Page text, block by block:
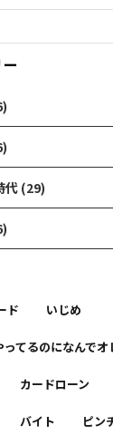
代 (29)
ド いじめ
てるのになんでオ
カードローン
バイト ピン